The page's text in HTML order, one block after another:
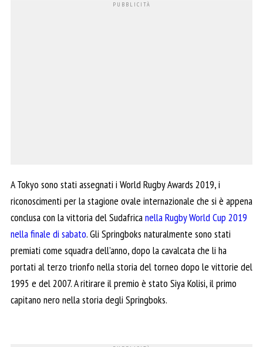
A Tokyo sono stati assegnati i World Rugby Awards 2019, i
riconoscimenti per la stagione ovale internazionale che si è appena
conclusa con la vittoria del Sudafricanella Rugby World Cup 2019
nella finale di sabato. Gli Springboks naturalmente sono stati
premiati come squadra dell’anno, dopo la cavalcata che li ha
portati al terzo trionfo nella storia del torneo dopo le vittorie del
1995 e del 2007. A ritirare il premio è stato Siya Kolisi, il primo
capitano nero nella storia degli Springboks.